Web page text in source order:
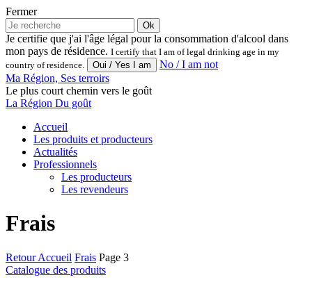
Fermer
Ok
Je certifie que j'ai l'âge légal pour la consommation d'alcool dans
mon pays de résidence. I certify that I am of legal drinking age in my
country of residence.
No / I am not
Ma Région, Ses terroirs
Le plus court chemin vers le goût
La Région Du goût
Accueil
Les produits et producteurs
Actualités
Professionnels
Les producteurs
Les revendeurs
Frais
RetourAccueil Frais Page 3
Catalogue des produits